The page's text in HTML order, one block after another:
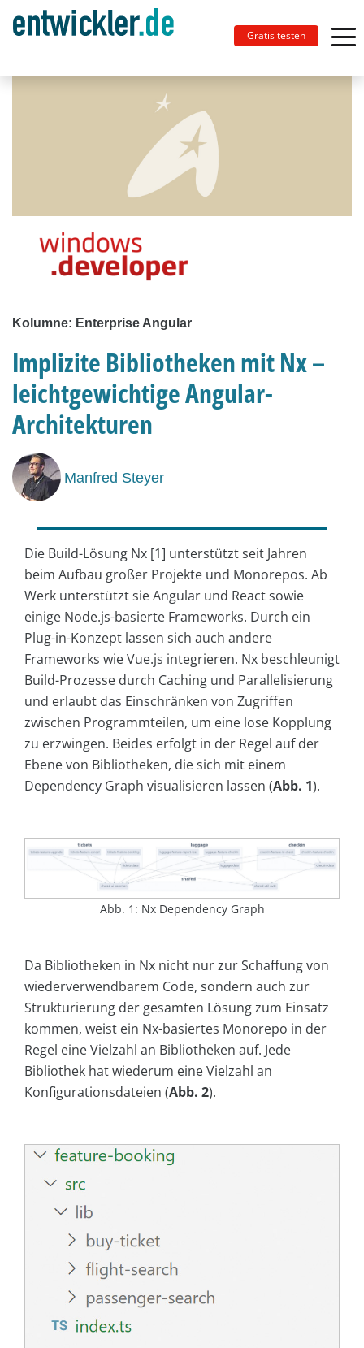
Gratis testen
Kolumne: Enterprise Angular
Implizite Bibliotheken mit Nx –
leichtgewichtige Angular-
Architekturen
Manfred Steyer
Die Build-Lösung Nx [1] unterstützt seit Jahren
beim Aufbau großer Projekte und Monorepos. Ab
Werk unterstützt sie Angular und React sowie
einige Node.js-basierte Frameworks. Durch ein
Plug-in-Konzept lassen sich auch andere
Frameworks wie Vue.js integrieren. Nx beschleunigt
Build-Prozesse durch Caching und Parallelisierung
und erlaubt das Einschränken von Zugriffen
zwischen Programmteilen, um eine lose Kopplung
zu erzwingen. Beides erfolgt in der Regel auf der
Ebene von Bibliotheken, die sich mit einem
Dependency Graph visualisieren lassen (Abb. 1).
Abb. 1: Nx Dependency Graph
Da Bibliotheken in Nx nicht nur zur Schaffung von
wiederverwendbarem Code, sondern auch zur
Strukturierung der gesamten Lösung zum Einsatz
kommen, weist ein Nx-basiertes Monorepo in der
Regel eine Vielzahl an Bibliotheken auf. Jede
Bibliothek hat wiederum eine Vielzahl an
Konfigurationsdateien (Abb. 2).